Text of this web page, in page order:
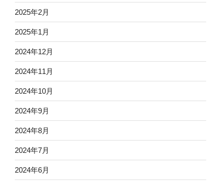
2025年2月
2025年1月
2024年12月
2024年11月
2024年10月
2024年9月
2024年8月
2024年7月
2024年6月